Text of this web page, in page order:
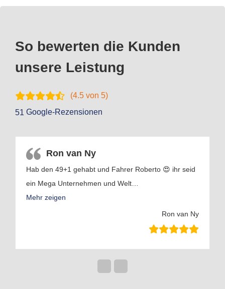
So bewerten die Kunden
unsere Leistung
(4.5 von 5)
51 Google-Rezensionen
Ron van Ny
Hab den 49+1 gehabt und Fahrer Roberto 😍 ihr seid
ein Mega Unternehmen und Welt
Mehr zeigen
Ron van Ny